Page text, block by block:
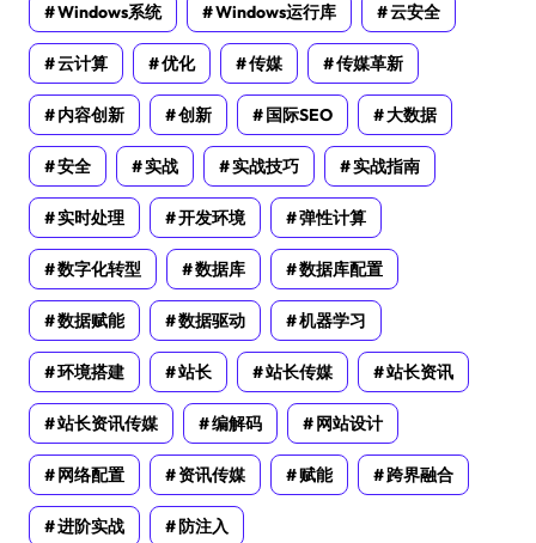
Windows系统 Windows运行库 云安全
云计算 优化 传媒 传媒革新
内容创新 创新 国际SEO 大数据
安全 实战 实战技巧 实战指南
实时处理 开发环境 弹性计算
数字化转型 数据库 数据库配置
数据赋能 数据驱动 机器学习
环境搭建 站长 站长传媒 站长资讯
站长资讯传媒 编解码 网站设计
网络配置 资讯传媒 赋能 跨界融合
进阶实战 防注入